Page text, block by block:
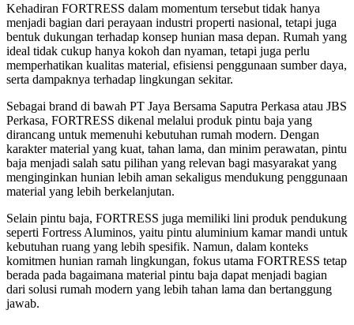
Kehadiran FORTRESS dalam momentum tersebut tidak hanya
menjadi bagian dari perayaan industri properti nasional, tetapi juga
bentuk dukungan terhadap konsep hunian masa depan. Rumah yang
ideal tidak cukup hanya kokoh dan nyaman, tetapi juga perlu
memperhatikan kualitas material, efisiensi penggunaan sumber daya,
serta dampaknya terhadap lingkungan sekitar.
Sebagai brand di bawah PT Jaya Bersama Saputra Perkasa atau JBS
Perkasa, FORTRESS dikenal melalui produk pintu baja yang
dirancang untuk memenuhi kebutuhan rumah modern. Dengan
karakter material yang kuat, tahan lama, dan minim perawatan, pintu
baja menjadi salah satu pilihan yang relevan bagi masyarakat yang
menginginkan hunian lebih aman sekaligus mendukung penggunaan
material yang lebih berkelanjutan.
Selain pintu baja, FORTRESS juga memiliki lini produk pendukung
seperti Fortress Aluminos, yaitu pintu aluminium kamar mandi untuk
kebutuhan ruang yang lebih spesifik. Namun, dalam konteks
komitmen hunian ramah lingkungan, fokus utama FORTRESS tetap
berada pada bagaimana material pintu baja dapat menjadi bagian
dari solusi rumah modern yang lebih tahan lama dan bertanggung
jawab.